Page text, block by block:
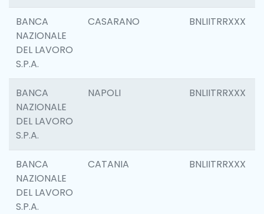
BANCA
NAZIONALE
DEL LAVORO
S.P.A.
CASARANO BNLIITRRXXX
BANCA
NAZIONALE
DEL LAVORO
S.P.A.
NAPOLI BNLIITRRXXX
BANCA
NAZIONALE
DEL LAVORO
S.P.A.
CATANIA BNLIITRRXXX